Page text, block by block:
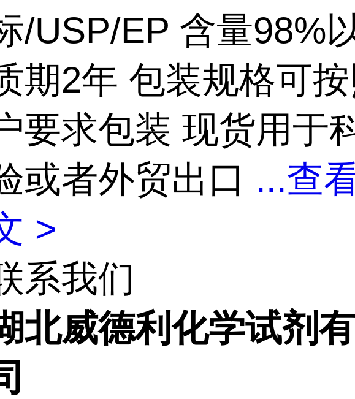
/USP/EP 含量98%
期2年 包装规格可
要求包装 现货用于
或者外贸出口 ...查
>
系我们
北威德利化学试剂